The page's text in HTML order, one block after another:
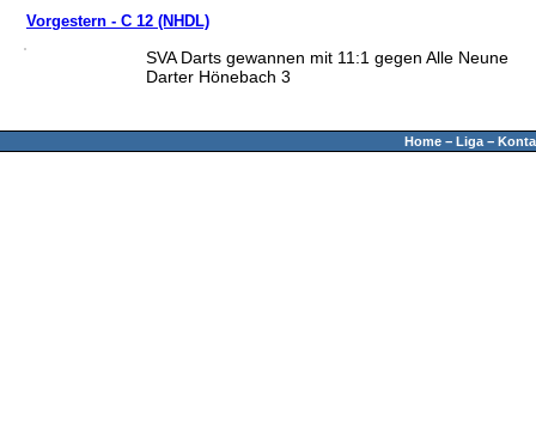
Vorgestern - C 12 (NHDL)
SVA Darts gewannen mit 11:1 gegen Alle Neune
Darter Hönebach 3
Home − Liga −